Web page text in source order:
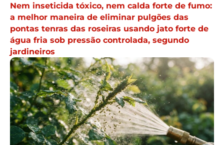
Nem inseticida tóxico, nem calda forte de fumo:
a melhor maneira de eliminar pulgões das
pontas tenras das roseiras usando jato forte de
água fria sob pressão controlada, segundo
jardineiros